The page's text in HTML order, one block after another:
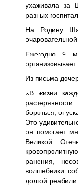
ухаживала за
разных
На Родину
Ежегодно 9
Из письма
«В жизни
бороться,
Это
он помогает
Великой
ранения,
волшебники,
долгой